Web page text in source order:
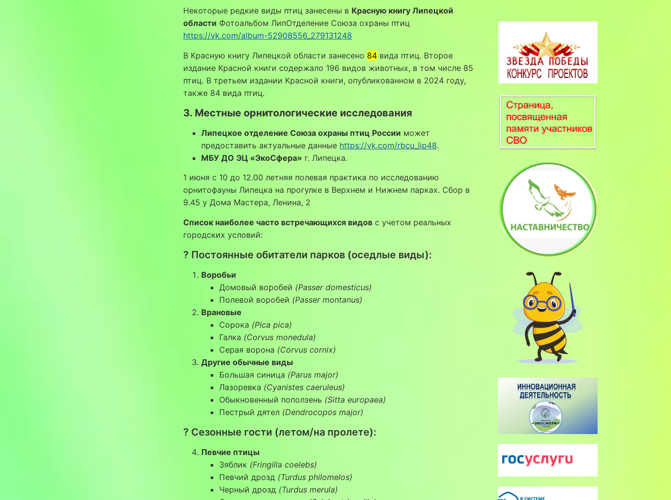
Некоторые редкие виды птиц занесены в Красную книгу Липецкой
области Фотоальбом ЛипОтделение Союза охраны птиц
https://vk.com/album-52908556_279131248
В Красную книгу Липецкой области занесено 84 вида птиц. Второе
издание Красной книги содержало 196 видов животных, в том числе 85
птиц. В третьем издании Красной книги, опубликованном в 2024 году,
также 84 вида птиц.
3. Местные орнитологические исследования
Липецкое отделение Союза охраны птиц России может
предоставить актуальные данные https://vk.com/rbcu_lip48.
МБУ ДО ЭЦ «ЭкоСфера» г. Липецка.
1 июня с 10 до 12.00 летняя полевая практика по исследованию
орнитофауны Липецка на прогулке в Верхнем и Нижнем парках. Сбор в
9.45 у Дома Мастера, Ленина, 2
Список наиболее часто встречающихся видов с учетом реальных
городских условий:
? Постоянные обитатели парков (оседлые виды):
Воробьи
Домовый воробей (Passer domesticus)
Полевой воробей (Passer montanus)
Врановые
Сорока (Pica pica)
Галка (Corvus monedula)
Серая ворона (Corvus cornix)
Другие обычные виды
Большая синица (Parus major)
Лазоревка (Cyanistes caeruleus)
Обыкновенный поползень (Sitta europaea)
Пестрый дятел (Dendrocopos major)
? Сезонные гости (летом/на пролете):
Певчие птицы
Зяблик (Fringilla coelebs)
Певчий дрозд (Turdus philomelos)
Черный дрозд (Turdus merula)